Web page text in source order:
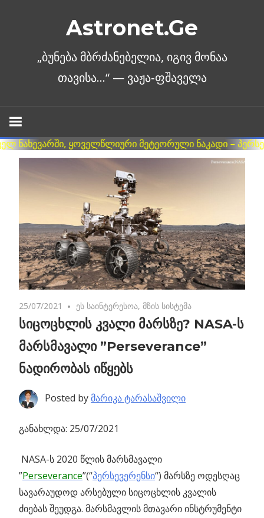
Astronet.Ge
25/07/2021 No comments
ეს საინტერესოა,მზის სისტემა
სიცოცხლის კვალი მარსზე? NASA-ს
მარსმავალი ”Perseverance”
ნადირობას იწყებს
Posted byმარიკა ტარასაშვილი
განახლდა: 25/07/2021
NASA-ს 2020 წლის მარსმავალი
”Perseverance”(“პერსევერენსი“) მარსზე ოდესღაც
სავარაუდოდ არსებული სიცოცხლის კვალის
ძიებას შეუდგა. მარსმავლის მთავარი ინსტრუმენტი